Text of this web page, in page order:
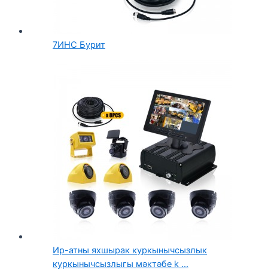
7ИНC Бурит
Ир-атны яхшырак куркынычсызлык
куркынычсызлыгы мәктәбе k ...